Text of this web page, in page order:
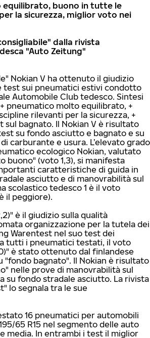
equilibrato, buono in tutte le
la sicurezza, miglior voto nei
dalla rivista
"Auto Zeitung"
Nokian V ha ottenuto il giudizio
test sui pneumatici estivi condotto
Automobile Club tedesco. Sintesi
pneumatico molto equilibrato, +
rilevanti per la sicurezza, +
sul bagnato. Il Nokian V è risultato
su fondo asciutto e bagnato e su
carburante e usura. L’elevato grado
ecologico Nokian, valutato
buono" (voto 1,3), si manifesta
caratteristiche di guida in
asciutto e di manovrabilità sul
scolastico tedesco 1 è il voto
il peggiore).
è il giudizio sulla qualità
organizzazione per la tutela dei
Warentest nel suo test dei
tutti i pneumatici testati, il voto
è stato ottenuto dal finlandese
"fondo bagnato". Il Nokian è risultato
nelle prove di manovrabilità sul
su fondo stradale asciutto. La rivista
lo segnala tra le sue
16 pneumatici per automobili
65 R15 nel segmento delle auto
media. In entrambi i test il miglior